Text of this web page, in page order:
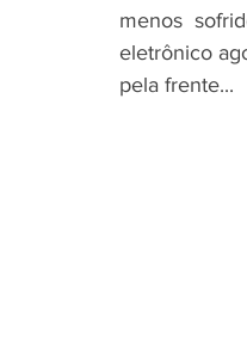
menos
eletrônico
pela frente...